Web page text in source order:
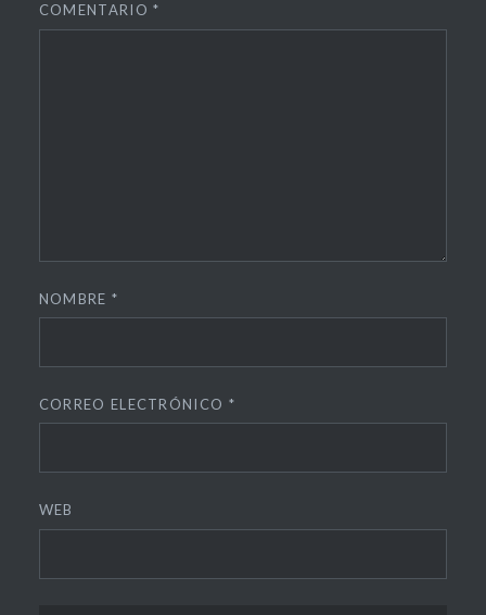
COMENTARIO*
NOMBRE *
CORREO ELECTRÓNICO *
WEB